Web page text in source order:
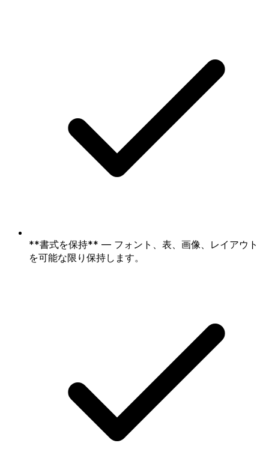
**書式を保持** — フォント、表、画像、レイアウト
を可能な限り保持します。